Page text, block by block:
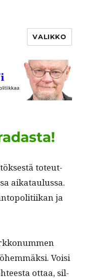
VALIKKO
toteut­
aikataulus­sa.
ja
Voisi
ottaa, sil­